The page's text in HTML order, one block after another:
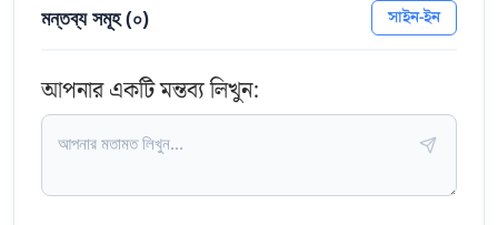
মন্তব্য সমূহ (০) সাইন-ইন
আপনার একটি মন্তব্য লিখুন: